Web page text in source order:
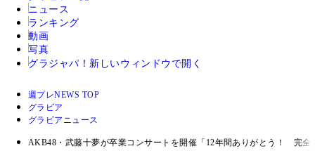
ニュース
ランキング
動画
写真
グラジャパ！ 新しいウィンドウで開く
週プレNEWS TOP
グラビア
グラビアニュース
AKB48・武藤十夢が卒業コンサートを開催「12年間ありがとう！ 完全